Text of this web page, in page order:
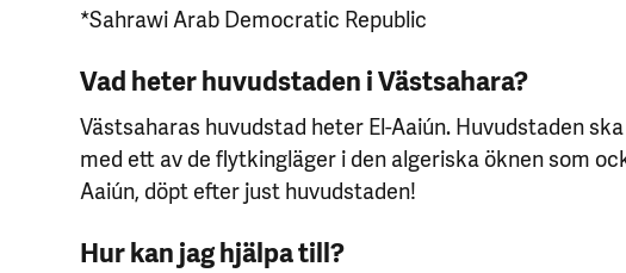
*Sahrawi Arab Democratic Republic
Vad heter huvudstaden i Västsahara?
Västsaharas huvudstad heter El-Aaiún. Huvudstaden
med ett av de flytkingläger i den algeriska öknen som
Aaiún, döpt efter just huvudstaden!
Hur kan jag hjälpa till?